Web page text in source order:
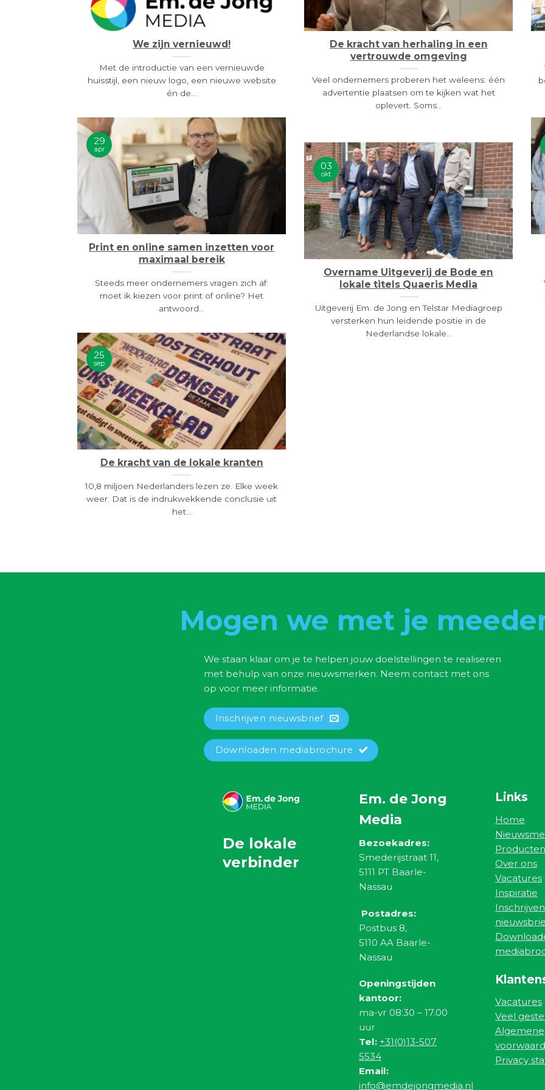
We zijn vernieuwd!
Met de introductie van een vernieuwde
huisstijl, een nieuw logo, een nieuwe website
én de...
De kracht van herhaling in een
vertrouwde omgeving
Veel ondernemers proberen het weleens: één
advertentie plaatsen om te kijken wat het
oplevert. Soms...
Print en online samen inzetten voor
maximaal bereik
Steeds meer ondernemers vragen zich af:
moet ik kiezen voor print of online? Het
antwoord...
29
apr
Overname Uitgeverij de Bode en
lokale titels Quaeris Media
Uitgeverij Em. de Jong en Telstar Mediagroep
versterken hun leidende positie in de
Nederlandse lokale...
03
okt
De kracht van de lokale kranten
10,8 miljoen Nederlanders lezen ze. Elke week
weer. Dat is de indrukwekkende conclusie uit
het...
25
sep
Mogen we met je
We staan klaar om je te helpen jouw doelstellingen te realiseren
met behulp van onze nieuwsmerken. Neem contact met ons
op voor meer informatie.
Inschrijven nieuwsbrief
Downloaden mediabrochure
De lokale
verbinder
Em. de Jong
Media
Bezoekadres:
Smederijstraat 11,
5111 PT Baarle-
Nassau
Postadres:
Postbus 8,
5110 AA Baarle-
Nassau
Openingstijden
kantoor:
ma-vr 08:30 – 17.00
uur
Tel: +31(0)13-507
5534
Email:
info@emdejongmedia.nl
Links
Home
Producten
Over ons
Vacatures
Inspiratie
Inschrijven
Vacatures
Veel
Algemene
Privacy